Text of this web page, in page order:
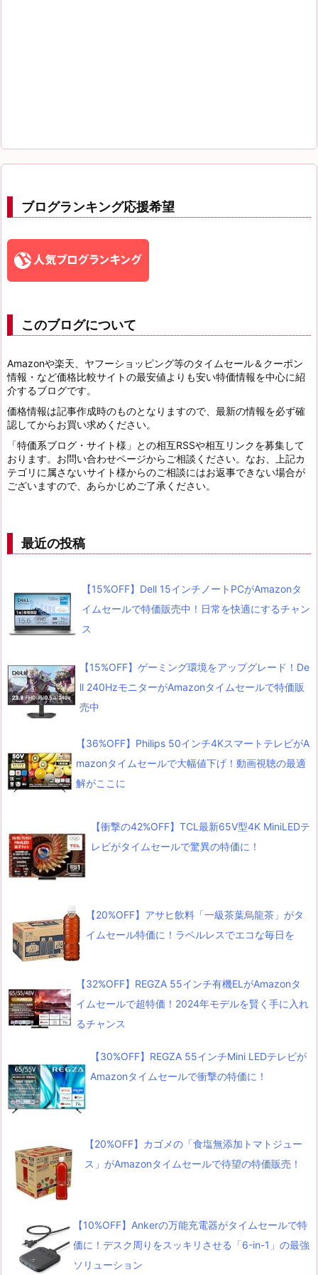
ブログランキング応援希望
このブログについて
Amazonや楽天、ヤフーショッピング等のタイムセール＆クーポン
情報・など価格比較サイトの最安値よりも安い特価情報を中心に紹
介するブログです。
価格情報は記事作成時のものとなりますので、最新の情報を必ず確
認してからお買い求めください。
「特価系ブログ・サイト様」との相互RSSや相互リンクを募集して
おります。お問い合わせページからご相談ください。なお、上記カ
テゴリに属さないサイト様からのご相談にはお返事できない場合が
ございますので、あらかじめご了承ください。
最近の投稿
【15%OFF】Dell 15インチノートPCがAmazonタ
イムセールで特価販売中！日常を快適にするチャン
ス
【15%OFF】ゲーミング環境をアップグレード！De
ll 240HzモニターがAmazonタイムセールで特価販
売中
【36%OFF】Philips 50インチ4KスマートテレビがA
mazonタイムセールで大幅値下げ！動画視聴の最適
解がここに
【衝撃の42%OFF】TCL最新65V型4K MiniLEDテ
レビがタイムセールで驚異の特価に！
【20%OFF】アサヒ飲料「一級茶葉烏龍茶」がタ
イムセール特価に！ラベルレスでエコな毎日を
【32%OFF】REGZA 55インチ有機ELがAmazonタ
イムセールで超特価！2024年モデルを賢く手に入れ
るチャンス
【30%OFF】REGZA 55インチMini LEDテレビが
Amazonタイムセールで衝撃の特価に！
【20%OFF】カゴメの「食塩無添加トマトジュー
ス」がAmazonタイムセールで待望の特価販売！
【10%OFF】Ankerの万能充電器がタイムセールで特
価に！デスク周りをスッキリさせる「6-in-1」の最強
ソリューション